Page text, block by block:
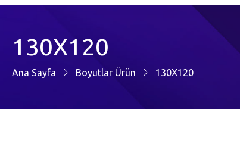
130X120
Ana Sayfa Boyutlar Ürün 130X120